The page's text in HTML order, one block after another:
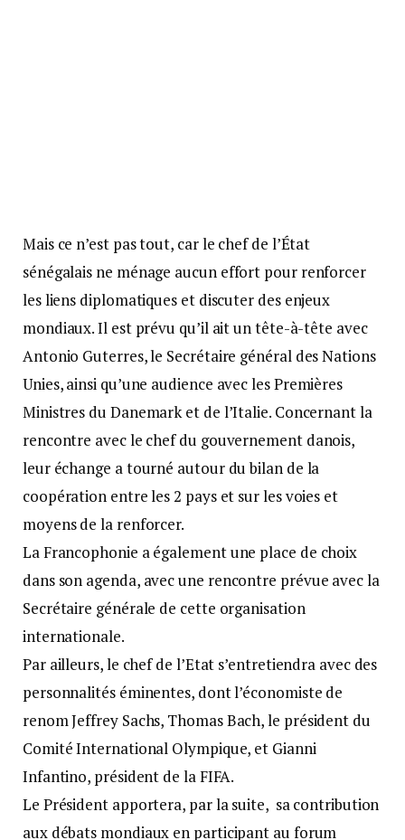
Mais ce n’est pas tout, car le chef de l’État
sénégalais ne ménage aucun effort pour renforcer
les liens diplomatiques et discuter des enjeux
mondiaux. Il est prévu qu’il ait un tête-à-tête avec
Antonio Guterres, le Secrétaire général des Nations
Unies, ainsi qu’une audience avec les Premières
Ministres du Danemark et de l’Italie. Concernant la
rencontre avec le chef du gouvernement danois,
leur échange a tourné autour du bilan de la
coopération entre les 2 pays et sur les voies et
moyens de la renforcer.
La Francophonie a également une place de choix
dans son agenda, avec une rencontre prévue avec la
Secrétaire générale de cette organisation
internationale.
Par ailleurs, le chef de l’Etat s’entretiendra avec des
personnalités éminentes, dont l’économiste de
renom Jeffrey Sachs, Thomas Bach, le président du
Comité International Olympique, et Gianni
Infantino, président de la FIFA.
Le Président apportera, par la suite, sa contribution
aux débats mondiaux en participant au forum